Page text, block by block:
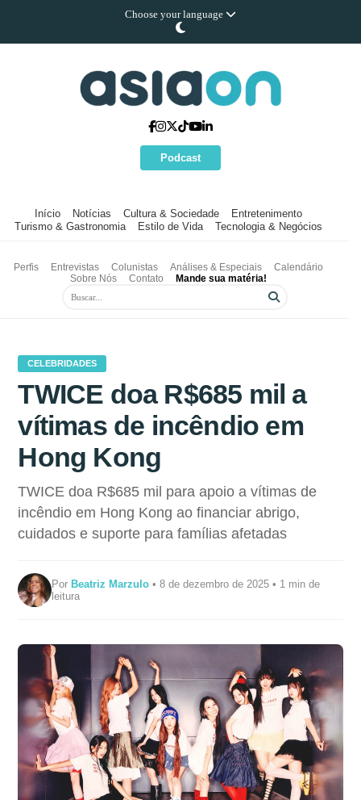
Choose your language
Podcast
Início Notícias Cultura & Sociedade
Entretenimento
Turismo & Gastronomia
Estilo de Vida Tecnologia & Negócios
Perfis Entrevistas Colunistas Análises & Especiais
Calendário
Sobre Nós
Contato Mande sua matéria!
CELEBRIDADES
TWICE doa R$685 mil a
vítimas de incêndio em
Hong Kong
TWICE doa R$685 mil para apoio a vítimas de
incêndio em Hong Kong ao financiar abrigo,
cuidados e suporte para famílias afetadas
Por Beatriz Marzulo • 8 de dezembro de 2025 • 1 min de
leitura